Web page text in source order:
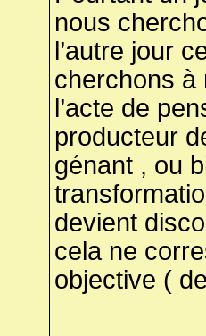
nous
l’autre jour
cherchons à
l’acte de
producteur
génant , ou
devient
cela ne
objective (